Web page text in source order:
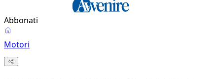
Abbonati
Motori